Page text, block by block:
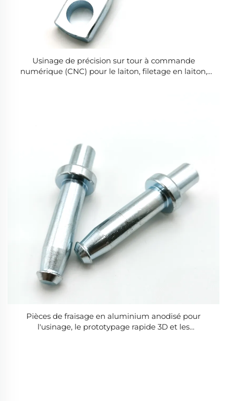
Usinage de précision sur tour à commande
numérique (CNC) pour le laiton, filetage en laiton,
Pièces de fraisage en aluminium anodisé pour
l'usinage, le prototypage rapide 3D et les